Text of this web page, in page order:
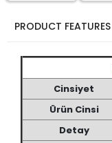
PRODUCT FEATURES
Cinsiyet
Ürün Cinsi
Detay